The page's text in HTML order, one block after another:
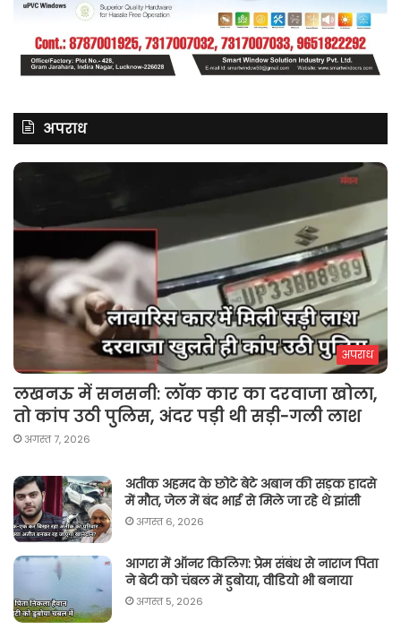
अपराध
अपराध
लखनऊ में सनसनी: लॉक कार का दरवाजा खोला,
तो कांप उठी पुलिस, अंदर पड़ी थी सड़ी-गली लाश
अगस्त 7, 2026
अतीक अहमद के छोटे बेटे अबान की सड़क हादसे
में मौत, जेल में बंद भाई से मिले जा रहे थे झांसी
अगस्त 6, 2026
आगरा में ऑनर किलिग़: प्रेम संबंध से नाराज पिता
ने बेटी को चंबल में डुबोया, वीडियो भी बनाया
अगस्त 5, 2026